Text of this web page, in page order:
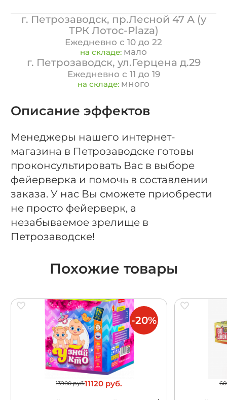
г. Петрозаводск, пр.Лесной 47 А (у
ТРК Лотос-Plaza)
Ежедневно с 10 до 22
на складе: мало
г. Петрозаводск, ул.Герцена д.29
Ежедневно с 11 до 19
на складе: много
Описание эффектов
Менеджеры нашего интернет-
магазина в Петрозаводске готовы
проконсультировать Вас в выборе
фейерверка и помочь в составлении
заказа. У нас Вы сможете приобрести
не просто фейерверк, а
незабываемое зрелище в
Петрозаводске!
Похожие товары
13900 руб.11120 руб.
-20%